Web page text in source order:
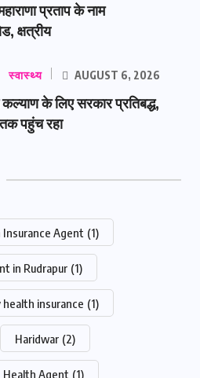
प्रताप के नाम
क्षत्रीय
स्वास्थ्य AUGUST 6, 2026
कल्याण के लिए सरकार प्रतिबद्ध,
तक पहुंच रहा
Insurance Agent (1)
in Rudrapur (1)
health insurance (1)
Haridwar (2)
Health Agent (1)